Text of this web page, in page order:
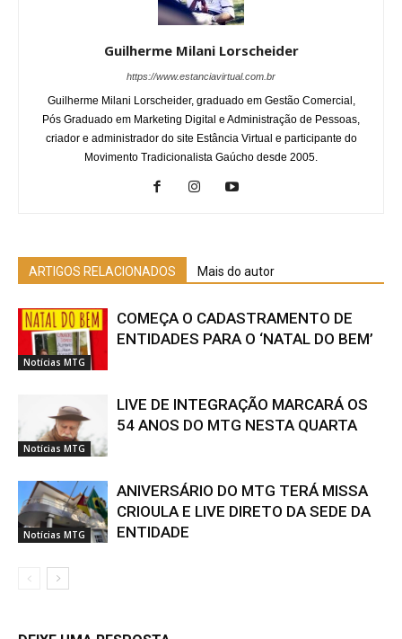
Guilherme Milani Lorscheider
https://www.estanciavirtual.com.br
Guilherme Milani Lorscheider, graduado em Gestão Comercial,
Pós Graduado em Marketing Digital e Administração de Pessoas,
criador e administrador do site Estância Virtual e participante do
Movimento Tradicionalista Gaúcho desde 2005.
ARTIGOS RELACIONADOS Mais do autor
Notícias MTG
COMEÇA O CADASTRAMENTO DE
ENTIDADES PARA O ‘NATAL DO BEM’
Notícias MTG
LIVE DE INTEGRAÇÃO MARCARÁ OS
54 ANOS DO MTG NESTA QUARTA
Notícias MTG
ANIVERSÁRIO DO MTG TERÁ MISSA
CRIOULA E LIVE DIRETO DA SEDE DA
ENTIDADE